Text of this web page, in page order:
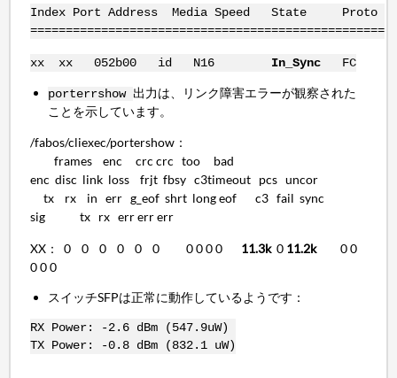
Index Port Address Media Speed State Proto
==================================================
xx xx 052b00 id N16 In_SyncFC
porterrshow出力は、リンク障害エラーが観察された
ことを示しています。
/fabos/cliexec/portershow：
frames enc crc crc too bad
enc disc link loss frjt fbsy c3timeout pcs uncor
tx rx in err g_eof shrt long eof c3 fail sync
sig tx rx err err err
XX： 0 0 0 0 0 0 0 0 0 0 11.3k 0 11.2k
0 0
0 0 0
スイッチSFPは正常に動作しているようです：
RX Power: -2.6 dBm (547.9uW)
TX Power: -0.8 dBm (832.1 uW)